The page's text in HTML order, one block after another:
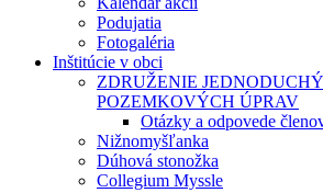
Podujatia
Fotogaléria
Inštitúcie v obci
ZDRUŽENIE
POZEMKOVÝCH ÚPRAV
Otázky a odpovede
Nižnomyšľanka
Dúhová stonožka
Collegium Myssle